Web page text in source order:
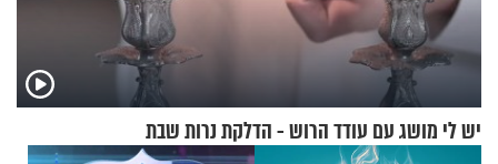
יש לי מושג עם עודד הרוש - הדלקת נרות שבת